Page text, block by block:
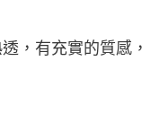
，有充實的質感，